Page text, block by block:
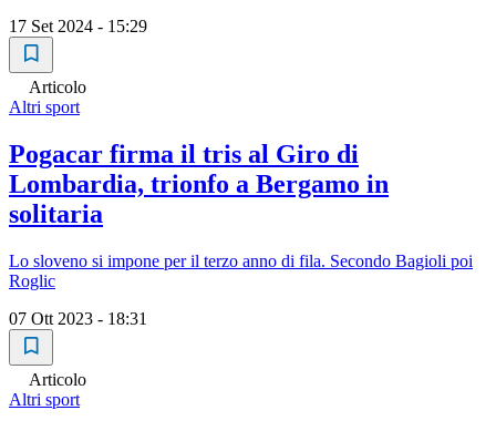
17 Set 2024 - 15:29
Articolo
Altri sport
Pogacar firma il tris al Giro di
Lombardia, trionfo a Bergamo in
solitaria
Lo sloveno si impone per il terzo anno di fila. Secondo Bagioli poi
Roglic
07 Ott 2023 - 18:31
Articolo
Altri sport